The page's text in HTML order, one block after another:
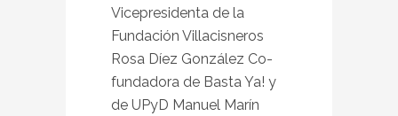
Vicepresidenta de la
Fundación Villacisneros
Rosa Díez González Co-
fundadora de Basta Ya! y
de UPyD Manuel Marín